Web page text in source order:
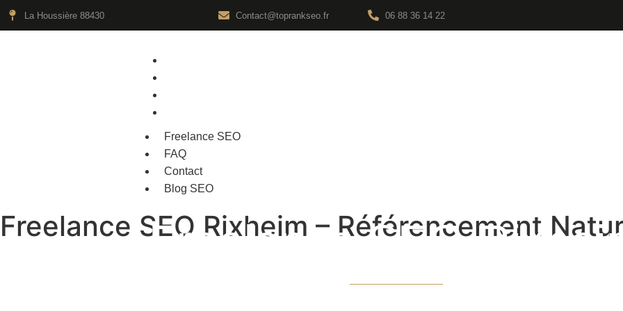
La Houssière 88430 Contact@toprankseo.fr 06 88 36 14 22
Freelance SEO
FAQ
Contact
Blog SEO
Freelance SEO Rixheim – Référencement
Freelance SEO